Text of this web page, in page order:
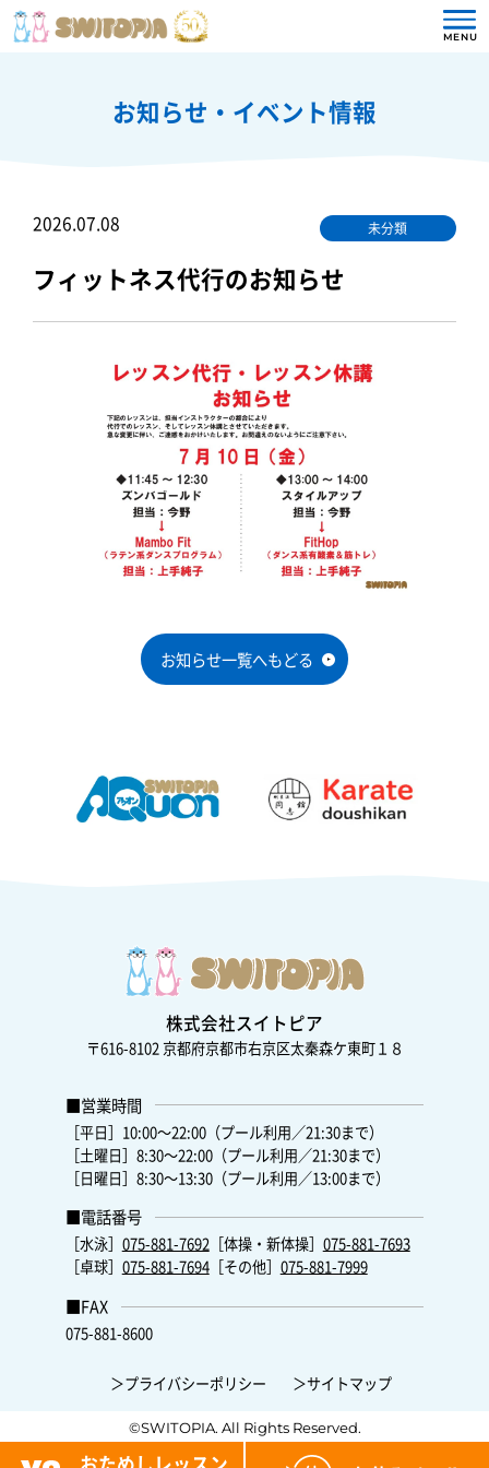
MENU
お知らせ・イベント情報
2026.07.08 未分類
フィットネス代行のお知らせ
お知らせ一覧へもどる
株式会社スイトピア
〒616-8102 京都府京都市右京区太秦森ケ東町１８
■営業時間
［平日］10:00～22:00（プール利用／21:30まで）
［土曜日］8:30～22:00（プール利用／21:30まで）
［日曜日］8:30～13:30（プール利用／13:00まで）
■電話番号
［水泳］ 075-881-7692［体操・新体操］ 075-881-7693
［卓球］ 075-881-7694［その他］ 075-881-7999
■FAX
075-881-8600
＞プライバシーポリシー ＞サイトマップ
©SWITOPIA. All Rights Reserved.